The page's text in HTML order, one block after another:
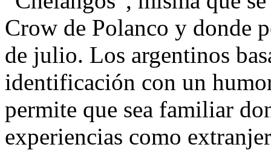
Crow de Polanco y donde
de julio. Los argentinos
identificación con un
permite que sea familiar
experiencias como